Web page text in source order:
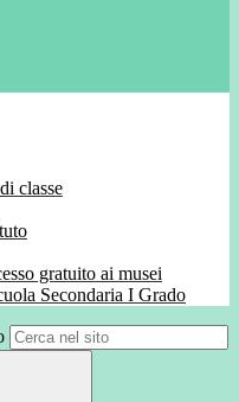
classe
gratuito ai musei
Secondaria I Grado